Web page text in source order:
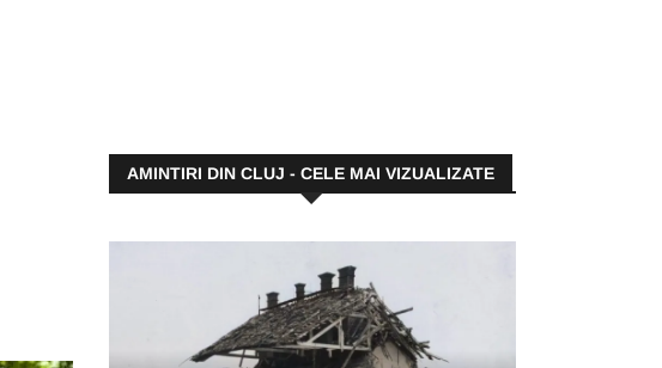
AMINTIRI DIN CLUJ - CELE MAI VIZUALIZATE